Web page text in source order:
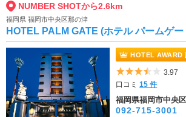
NUMBER SHOTから2.6km
福岡県 福岡市中央区那の津
HOTEL PALM GATE (ホテル パームゲー
HOTEL AWARD
5つ星
3.97
口コミ15 件
福岡県福岡市中央
092-715-3001